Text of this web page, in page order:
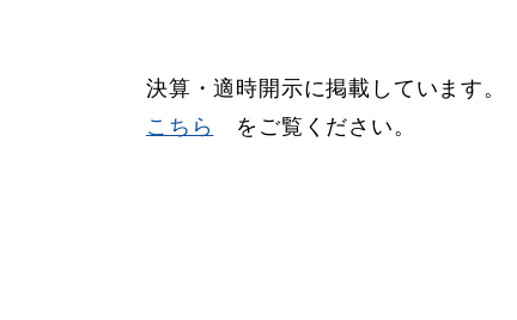
決算・適時開示に掲載しています。
こちら
をご覧ください。